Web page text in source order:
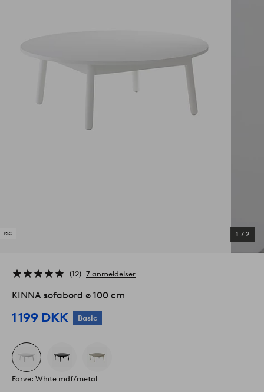
1 / 2
12 7 anmeldelser
KINNA sofabord ø 100 cm
1 199 DKK Basic
Farve: White mdf/metal